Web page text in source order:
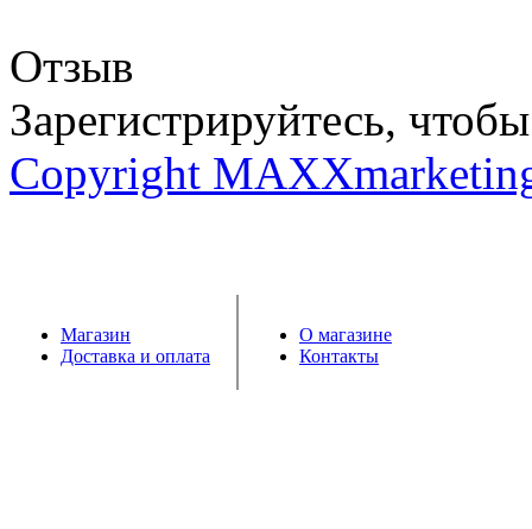
Отзыв
Зарегистрируйтесь,
Copyright
Магазин
Доставка и оплата
О магазине
Контакты